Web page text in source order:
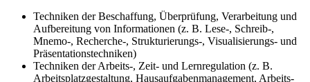
Techniken der Beschaffung, Überprüfung, Verarbeitung und
Aufbereitung von Informationen (z. B. Lese-, Schreib-,
Mnemo-, Recherche-, Strukturierungs-, Visualisierungs- und
Präsentationstechniken)
Techniken der Arbeits-, Zeit- und Lernregulation (z. B.
Arbeitsplatzgestaltung, Hausaufgabenmanagement, Arbeits-